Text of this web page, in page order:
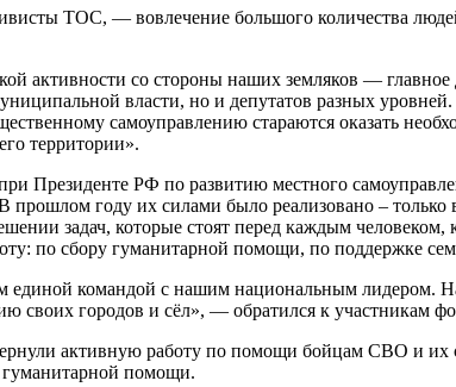
ТОС, — вовлечение большого количества
активности со стороны наших земляков —
власти, но и депутатов разных
самоуправлению стараются оказать
территории».
Президенте РФ по развитию местного
прошлом году их силами было реализовано –
задач, которые стоят перед каждым
по сбору гуманитарной помощи, по поддержке
единой командой с нашим национальным
своих городов и сёл», — обратился к участникам
активную работу по помощи бойцам СВО и их
помощи.